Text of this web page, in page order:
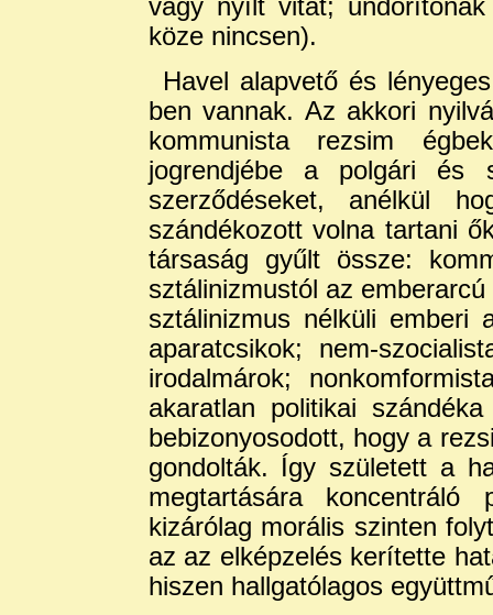
vagy nyílt vitát;
köze nincsen).
Havel alapvető és
ben vannak. Az akkori
kommunista rezsim
jogrendjébe a polgári és
szerződéseket, anélkül
szándékozott volna tartani
társaság gyűlt össze:
sztálinizmustól az
sztálinizmus nélküli emberi
aparatcsikok; nem-
irodalmárok;
akaratlan politikai
bebizonyosodott, hogy a
gondolták. Így született a
megtartására koncentráló
kizárólag morális szinten
az az elképzelés kerítette
hiszen hallgatólagos